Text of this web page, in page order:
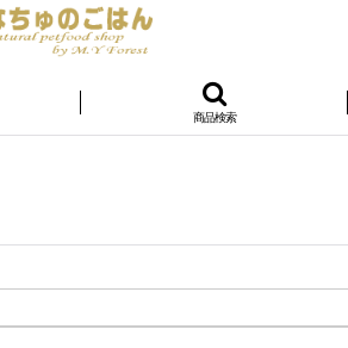
商品検索